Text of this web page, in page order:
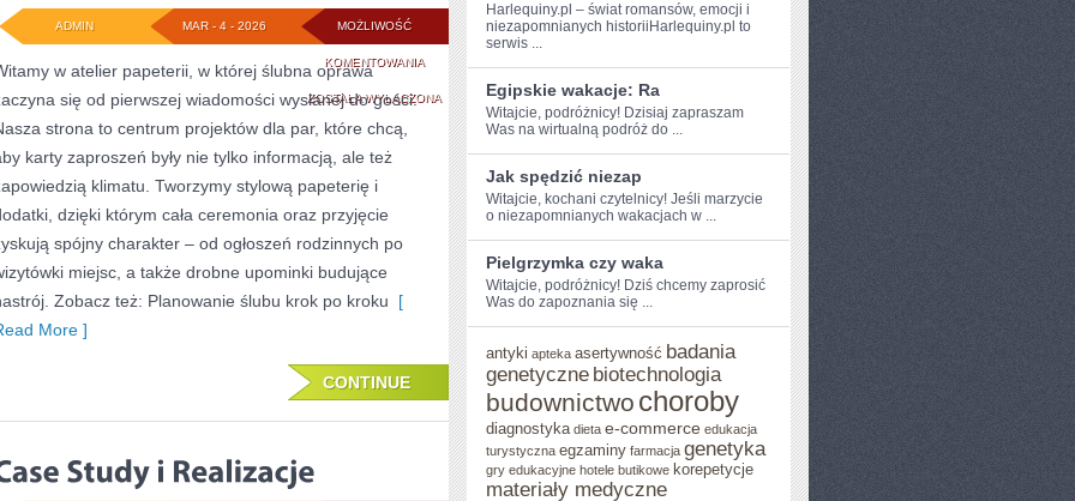
MOŻLIWOŚĆ
KOMENTOWANIAMODA
ŚLUBNA
SUKNIE
GARNITURY
ZOSTAŁA WYŁĄCZONA
MAR - 4 - 2026
ADMIN
w atelier papeterii, w której ślubna oprawa
się od pierwszej wiadomości wysłanej do gości.
strona to centrum projektów dla par, które chcą,
karty zaproszeń były nie tylko informacją, ale też
klimatu. Tworzymy stylową papeterię i
dzięki którym cała ceremonia oraz przyjęcie
spójny charakter – od ogłoszeń rodzinnych po
miejsc, a także drobne upominki budujące
Zobacz też: Planowanie ślubu krok po kroku [
More ]
CONTINUE
Harlequiny.pl – świat romansów, emocji i
niezapomnianych historiiHarlequiny.pl to
serwis ...
Egipskie wakacje: Ra
Witajcie, podróżnicy! Dzisiaj ⁢zapraszam
Was na wirtualną ‌podróż do ...
Jak spędzić niezap
Witajcie,⁢ kochani czytelnicy! ‍Jeśli marzycie
o niezapomnianych wakacjach w ...
Pielgrzymka czy waka
Witajcie, podróżnicy! Dziś chcemy ​zaprosić
Was do zapoznania się ...
antyki apteka asertywność badania
genetyczne biotechnologia
budownictwo choroby
diagnostyka dieta e-commerce edukacja
turystyczna egzaminy farmacja genetyka
gry edukacyjne hotele butikowe korepetycje
materiały medyczne